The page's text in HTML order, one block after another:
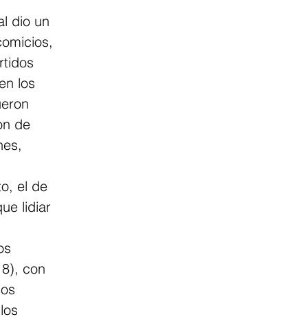
dio un
los
de
el de
lidiar
con